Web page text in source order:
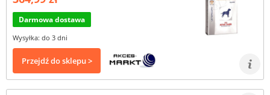
Darmowa dostawa
Wysyłka: do 3 dni
Przejdź do sklepu >